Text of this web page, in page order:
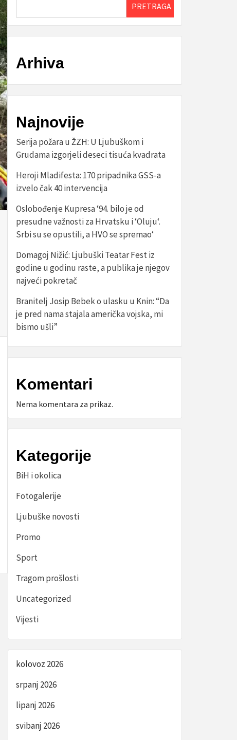
PRETRAGA
Arhiva
Najnovije
Serija požara u ŽZH: U Ljubuškom i
Grudama izgorjeli deseci tisuća kvadrata
Heroji Mladifesta: 170 pripadnika GSS-a
izvelo čak 40 intervencija
Oslobođenje Kupresa ‘94. bilo je od
presudne važnosti za Hrvatsku i ‘Oluju‘.
Srbi su se opustili, a HVO se spremao‘
Domagoj Nižić: Ljubuški Teatar Fest iz
godine u godinu raste, a publika je njegov
najveći pokretač
Branitelj Josip Bebek o ulasku u Knin: “Da
je pred nama stajala američka vojska, mi
bismo ušli”
Komentari
Nema komentara za prikaz.
Kategorije
BiH i okolica
Fotogalerije
Ljubuške novosti
Promo
Sport
Tragom prošlosti
Uncategorized
Vijesti
kolovoz 2026
srpanj 2026
lipanj 2026
svibanj 2026